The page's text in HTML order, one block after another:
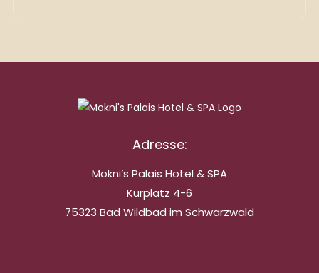
Adresse:
Mokni’s Palais Hotel & SPA
Kurplatz 4-6
75323 Bad Wildbad im Schwarzwald